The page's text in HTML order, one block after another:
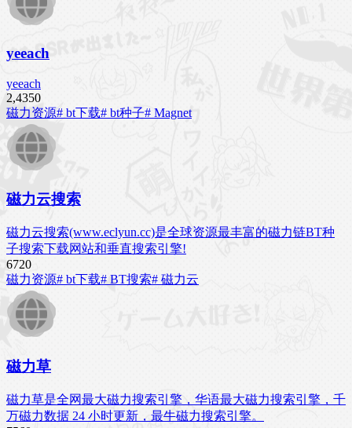
yeeach
yeeach
2,4350
磁力资源# bt下载# bt种子# Magnet
磁力云搜索
磁力云搜索(www.eclyun.cc)是全球资源最丰富的磁力链BT种
子搜索下载网站和垂直搜索引擎!
6720
磁力资源# bt下载# BT搜索# 磁力云
磁力草
磁力草是全网最大磁力搜索引擎，华语最大磁力搜索引擎，千
万磁力数据 24 小时更新，最牛磁力搜索引擎。